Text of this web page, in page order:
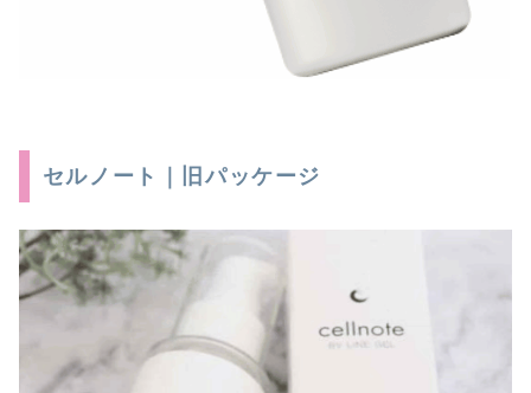
セルノート｜旧パッケージ